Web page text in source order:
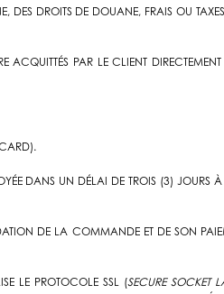
DES DROITS DE DOUANE, FRAIS OU
PAR LE CLIENT
DANS UN DÉLAI DE TROIS (3)
DE LA COMMANDE ET DE SON
LE PROTOCOLE SSL (SECURE SOCKET